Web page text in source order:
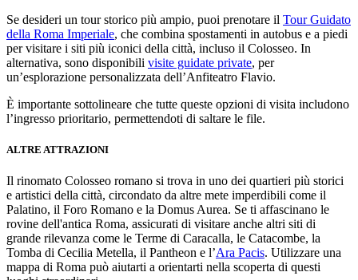
Se desideri un tour storico più ampio, puoi prenotare il Tour Guidato
della Roma Imperiale, che combina spostamenti in autobus e a piedi
per visitare i siti più iconici della città, incluso il Colosseo. In
alternativa, sono disponibili visite guidate private, per
un’esplorazione personalizzata dell’Anfiteatro Flavio.
È importante sottolineare che tutte queste opzioni di visita includono
l’ingresso prioritario, permettendoti di saltare le file.
ALTRE ATTRAZIONI
Il rinomato Colosseo romano si trova in uno dei quartieri più storici
e artistici della città, circondato da altre mete imperdibili come il
Palatino, il Foro Romano e la Domus Aurea. Se ti affascinano le
rovine dell'antica Roma, assicurati di visitare anche altri siti di
grande rilevanza come le Terme di Caracalla, le Catacombe, la
Tomba di Cecilia Metella, il Pantheon e l’Ara Pacis. Utilizzare una
mappa di Roma può aiutarti a orientarti nella scoperta di questi